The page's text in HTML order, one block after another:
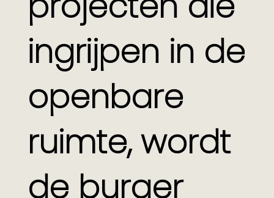
ingrijpen in de
openbare
ruimte, wordt
de burger